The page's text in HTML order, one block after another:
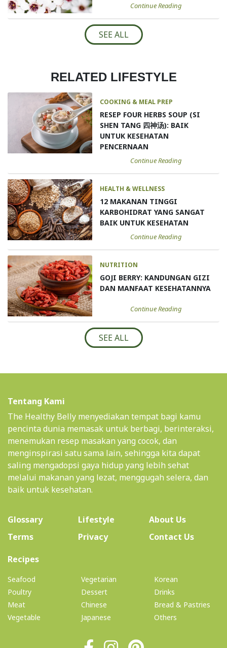
Continue Reading
SEE ALL
RELATED LIFESTYLE
COOKING & MEAL PREP
RESEP FOUR HERBS SOUP (SI
SHEN TANG 四神汤): BAIK
UNTUK KESEHATAN
PENCERNAAN
Continue Reading
HEALTH & WELLNESS
12 MAKANAN TINGGI
KARBOHIDRAT YANG SANGAT
BAIK UNTUK KESEHATAN
Continue Reading
NUTRITION
GOJI BERRY: KANDUNGAN GIZI
DAN MANFAAT KESEHATANNYA
Continue Reading
SEE ALL
Tentang Kami
The Healthy Belly menyediakan tempat bagi kamu
pencinta dunia memasak untuk berbagi, berinteraksi,
menemukan resep masakan yang cocok, dan
menginspirasi satu sama lain, sehingga kita dapat
saling mengadopsi gaya hidup yang lebih sehat
melalui makanan yang lezat, menggugah selera, dan
baik untuk kesehatan.
Glossary Lifestyle About Us(current)
Terms
Privacy
Contact Us
Recipes(current)
Seafood
Poultry
Meat
Vegetable
Vegetarian
Dessert
Chinese
Japanese
Korean
Drinks
Bread & Pastries
Others